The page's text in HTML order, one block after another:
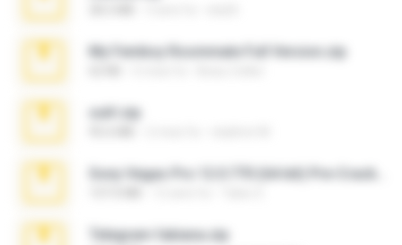
My Femboy Roommate Full Version.zip
ouh!.zip
Telegram fabiana.zip